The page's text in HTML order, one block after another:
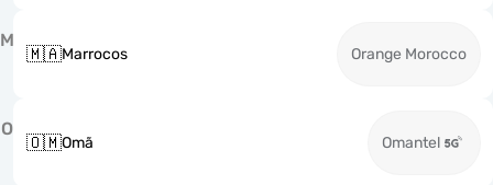
M
🇲🇦Marrocos Orange Morocco
O
🇴🇲Omã Omantel